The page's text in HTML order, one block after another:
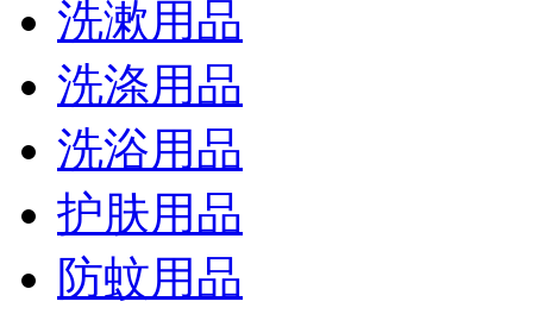
洗漱用品
洗涤用品
洗浴用品
护肤用品
防蚊用品